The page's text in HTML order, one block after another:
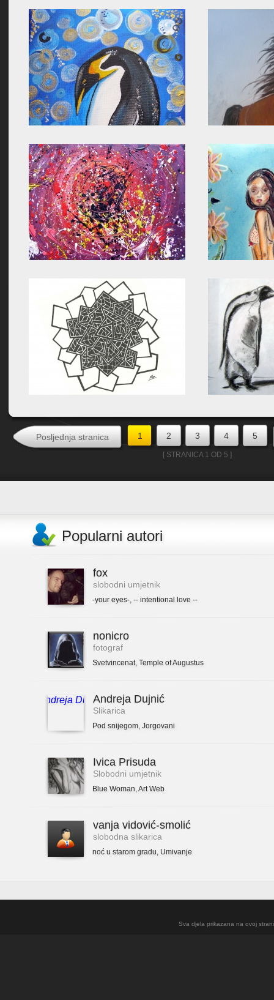
Posljednja stranica 1 2 3 4 5
[ STRANICA 1 OD 5 ]
Popularni autori
fox
slobodni umjetnik
-your eyes-, -- intentional love --
nonicro
fotograf
Svetvincenat, Temple of Augustus
Andreja Dujnić
Slikarica
Pod snijegom, Jorgovani
Ivica Prisuda
Slobodni umjetnik
Blue Woman,Art Web
vanja vidović-smolić
slobodna slikarica
noć u starom gradu, Umivanje
Sva djela prikazana na ovoj